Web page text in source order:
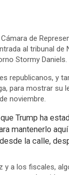
de
al tribunal
Stormy Daniels.
republicanos, y
para mostrar su
noviembre.
Trump ha
mantenerlo
la calle,
a los fiscales,